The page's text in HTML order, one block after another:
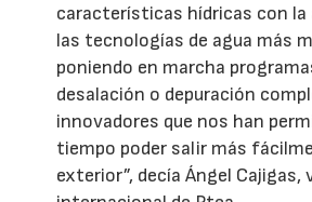
características hídricas con la
las tecnologías de agua más
poniendo en marcha
desalación o depuración
innovadores que nos han
tiempo poder salir más
exterior”, decía Ángel Cajigas,